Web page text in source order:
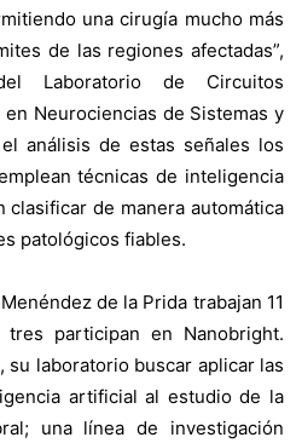
una cirugía mucho más
de las regiones afectadas”,
Laboratorio de Circuitos
Neurociencias de Sistemas y
análisis de estas señales los
técnicas de inteligencia
de manera automática
patológicos fiables.
de la Prida trabajan 11
participan en Nanobright.
su laboratorio buscar aplicar las
artificial al estudio de la
una línea de investigación